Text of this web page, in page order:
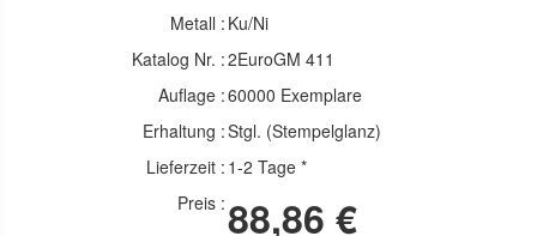
Metall : Ku/Ni
Katalog Nr. :2EuroGM 411
Auflage :60000 Exemplare
Erhaltung :Stgl. (Stempelglanz)
Lieferzeit : 1-2 Tage *
Preis :88,86 €